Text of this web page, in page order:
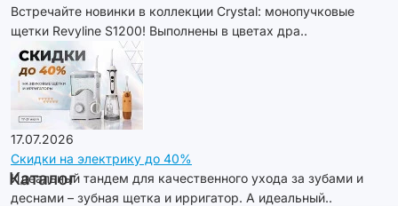
Каталог
Встречайте новинки в коллекции Crystal: монопучковые
щетки Revyline S1200! Выполнены в цветах дра..
17.07.2026
Скидки на электрику до 40%
Идеальный тандем для качественного ухода за зубами и
деснами – зубная щетка и ирригатор. А идеальный..